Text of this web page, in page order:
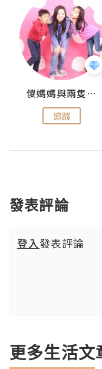
儍媽媽與兩隻小魔怪之家
追蹤
發表評論
登入發表評論
更多生活文